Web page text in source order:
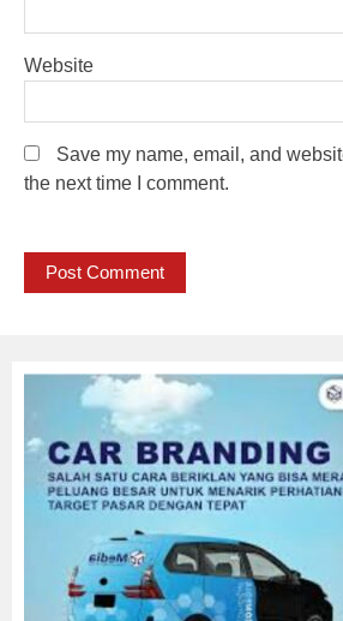
Website
Save my name, email, and
the next time I comment.